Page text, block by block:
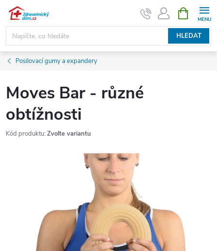
Přejít
obsah
HLEDAT
NÁKUPNÍ
KOŠÍK
Posilovací gumy a expandery
Moves Bar - různé
obtížnosti
Kód produktu: Zvolte variantu